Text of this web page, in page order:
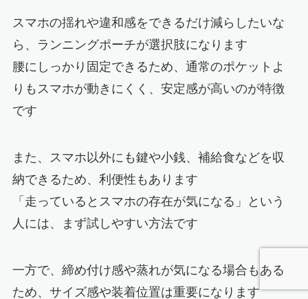
スマホの揺れや違和感をできるだけ減らしたいな
ら、ランニングポーチが選択肢になります
腰にしっかり固定できるため、通常のポケットよ
りもスマホが動きにくく、安定感が高いのが特徴
です
また、スマホ以外にも鍵や小銭、補給食などを収
納できるため、利便性もあります
「走っているとスマホの存在が気になる」という
人には、まず試しやすい方法です
一方で、締め付け感や蒸れが気になる場合もある
ため、サイズ感や装着位置は重要になります